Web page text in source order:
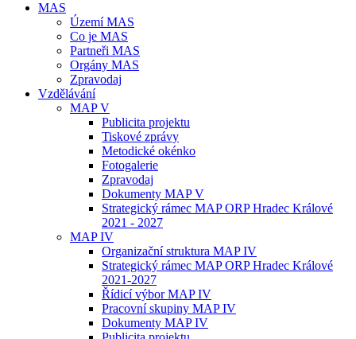
MAS
Území MAS
Co je MAS
Partneři MAS
Orgány MAS
Zpravodaj
Vzdělávání
MAP V
Publicita projektu
Tiskové zprávy
Metodické okénko
Fotogalerie
Zpravodaj
Dokumenty MAP V
Strategický rámec MAP ORP Hradec Králové
2021 - 2027
MAP IV
Organizační struktura MAP IV
Strategický rámec MAP ORP Hradec Králové
2021-2027
Řídicí výbor MAP IV
Pracovní skupiny MAP IV
Dokumenty MAP IV